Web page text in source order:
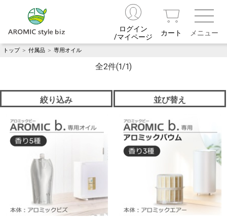
ログイン
/マイページ
カート
トップ ＞ 付属品 ＞ 専用オイル
全2件(1/1)
絞り込み 並び替え